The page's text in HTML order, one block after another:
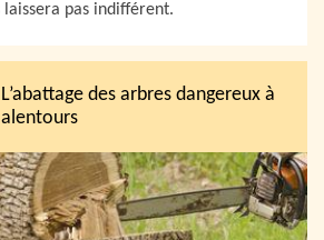
pas indifférent.
des arbres dangereux à